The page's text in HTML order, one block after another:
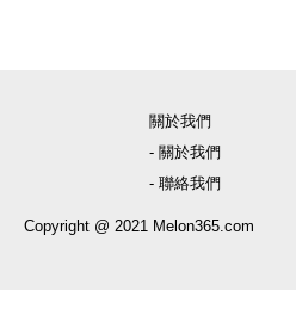
關於我們
- 關於我們
- 聯絡我們
Copyright @ 2021 Melon365.com